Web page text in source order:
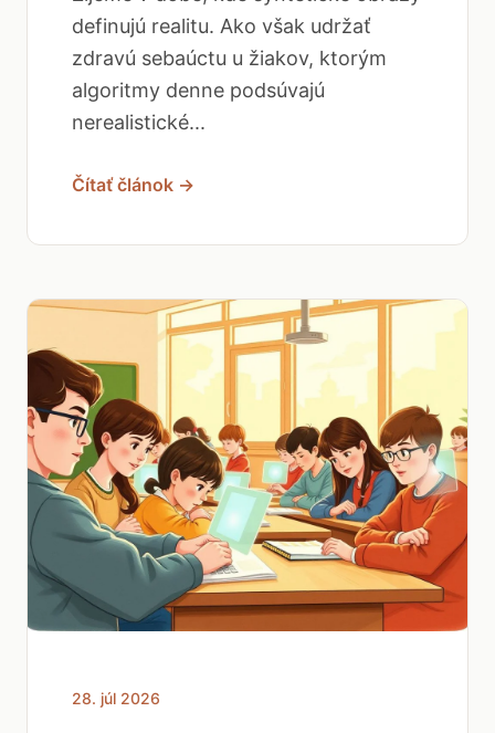
definujú realitu. Ako však udržať
zdravú sebaúctu u žiakov, ktorým
algoritmy denne podsúvajú
nerealistické...
Čítať článok →
28. júl 2026